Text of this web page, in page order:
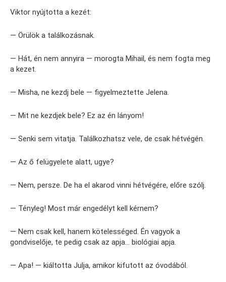
Viktor nyújtotta a kezét:
— Örülök a találkozásnak.
— Hát, én nem annyira — morogta Mihail, és nem fogta meg
a kezet.
— Misha, ne kezdj bele — figyelmeztette Jelena.
— Mit ne kezdjek bele? Ez az én lányom!
— Senki sem vitatja. Találkozhatsz vele, de csak hétvégén.
— Az ő felügyelete alatt, ugye?
— Nem, persze. De ha el akarod vinni hétvégére, előre szólj.
— Tényleg! Most már engedélyt kell kérnem?
— Nem csak kell, hanem kötelességed. Én vagyok a
gondviselője, te pedig csak az apja… biológiai apja.
— Apa! — kiáltotta Julja, amikor kifutott az óvodából.